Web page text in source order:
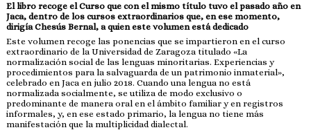
El libro recoge el Curso que con el mismo título tuvo el pasado año en
Jaca, dentro de los cursos extraordinarios que, en ese momento,
dirigía Chesús Bernal, a quien este volumen está dedicado
Este volumen recoge las ponencias que se impartieron en el curso
extraordinario de la Universidad de Zaragoza titulado «La
normalización social de las lenguas minoritarias. Experiencias y
procedimientos para la salvaguarda de un patrimonio inmaterial»,
celebrado en Jaca en julio 2018. Cuando una lengua no está
normalizada socialmente, se utiliza de modo exclusivo o
predominante de manera oral en el ámbito familiar y en registros
informales, y, en ese estado primario, la lengua no tiene más
manifestación que la multiplicidad dialectal.